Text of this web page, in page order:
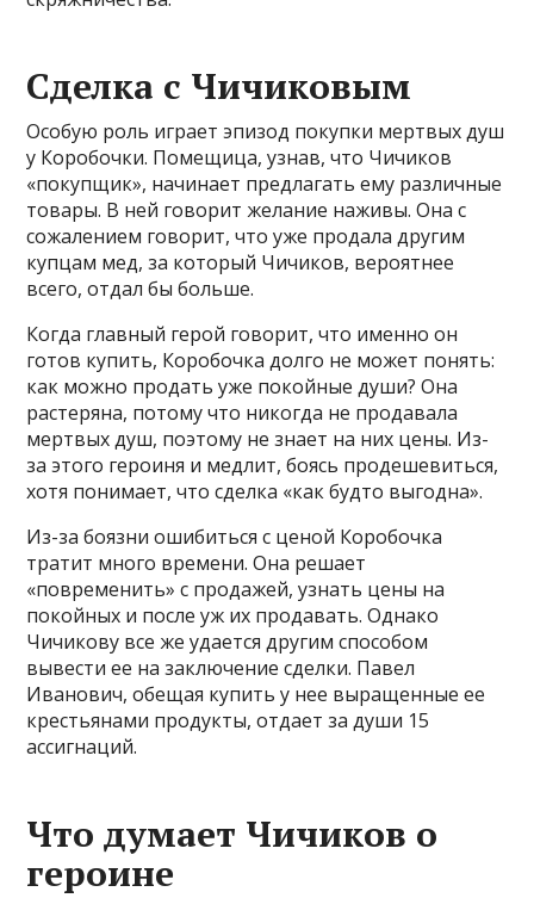
Сделка с Чичиковым
Особую роль играет эпизод покупки мертвых душ
у Коробочки. Помещица, узнав, что Чичиков
«покупщик», начинает предлагать ему различные
товары. В ней говорит желание наживы. Она с
сожалением говорит, что уже продала другим
купцам мед, за который Чичиков, вероятнее
всего, отдал бы больше.
Когда главный герой говорит, что именно он
готов купить, Коробочка долго не может понять:
как можно продать уже покойные души? Она
растеряна, потому что никогда не продавала
мертвых душ, поэтому не знает на них цены. Из-
за этого героиня и медлит, боясь продешевиться,
хотя понимает, что сделка «как будто выгодна».
Из-за боязни ошибиться с ценой Коробочка
тратит много времени. Она решает
«повременить» с продажей, узнать цены на
покойных и после уж их продавать. Однако
Чичикову все же удается другим способом
вывести ее на заключение сделки. Павел
Иванович, обещая купить у нее выращенные ее
крестьянами продукты, отдает за души 15
ассигнаций.
Что думает Чичиков о
героине